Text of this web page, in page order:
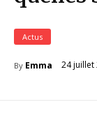
Actus
By Emma 24 juillet